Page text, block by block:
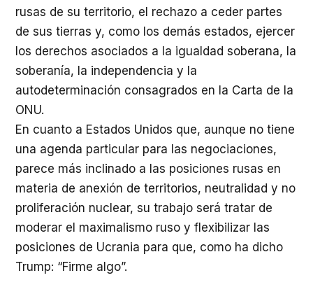
rusas de su territorio, el rechazo a ceder partes
de sus tierras y, como los demás estados, ejercer
los derechos asociados a la igualdad soberana, la
soberanía, la independencia y la
autodeterminación consagrados en la Carta de la
ONU.
En cuanto a Estados Unidos que, aunque no tiene
una agenda particular para las negociaciones,
parece más inclinado a las posiciones rusas en
materia de anexión de territorios, neutralidad y no
proliferación nuclear, su trabajo será tratar de
moderar el maximalismo ruso y flexibilizar las
posiciones de Ucrania para que, como ha dicho
Trump: “Firme algo”.